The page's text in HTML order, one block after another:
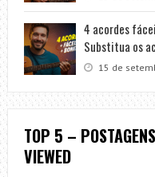
4 acordes
Substitua os
15 de
TOP 5 –
VIEWED